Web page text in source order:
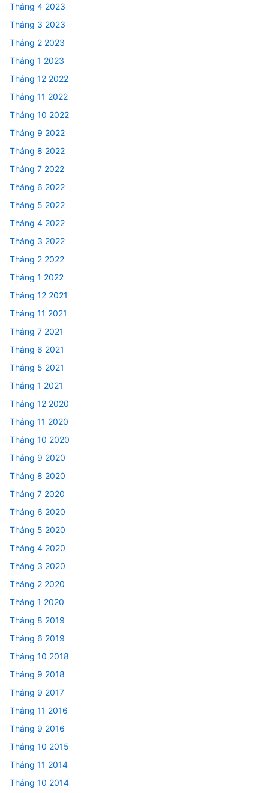
Tháng 4 2023
Tháng 3 2023
Tháng 2 2023
Tháng 1 2023
Tháng 12 2022
Tháng 11 2022
Tháng 10 2022
Tháng 9 2022
Tháng 8 2022
Tháng 7 2022
Tháng 6 2022
Tháng 5 2022
Tháng 4 2022
Tháng 3 2022
Tháng 2 2022
Tháng 1 2022
Tháng 12 2021
Tháng 11 2021
Tháng 7 2021
Tháng 6 2021
Tháng 5 2021
Tháng 1 2021
Tháng 12 2020
Tháng 11 2020
Tháng 10 2020
Tháng 9 2020
Tháng 8 2020
Tháng 7 2020
Tháng 6 2020
Tháng 5 2020
Tháng 4 2020
Tháng 3 2020
Tháng 2 2020
Tháng 1 2020
Tháng 8 2019
Tháng 6 2019
Tháng 10 2018
Tháng 9 2018
Tháng 9 2017
Tháng 11 2016
Tháng 9 2016
Tháng 10 2015
Tháng 11 2014
Tháng 10 2014